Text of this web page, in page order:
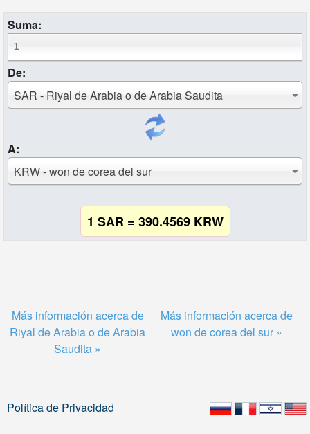
Suma:
De:
SAR - Riyal de Arabia o de Arabia Saudita
A:
KRW - won de corea del sur
1 SAR = 390.4569 KRW
Más información acerca de
Riyal de Arabia o de Arabia
Saudita »
Más información acerca de
won de corea del sur »
Política de Privacidad